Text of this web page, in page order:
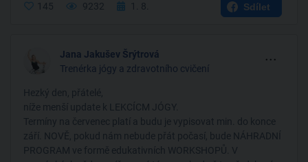
145 9232 1. 8. Sdílet
Jana Jakušev Šrýtrová
Trenérka jógy a zdravotního cvičení
...
Hezký den, přátelé,
níže menší update k LEKCÍCM JÓGY.
Termíny na červenec platí a budu je vypisovat min. do konce
září. NOVĚ, pokud nám nebude přát počasí, bude NÁHRADNÍ
PROGRAM ve formě edukativních WORKSHOPŮ. V